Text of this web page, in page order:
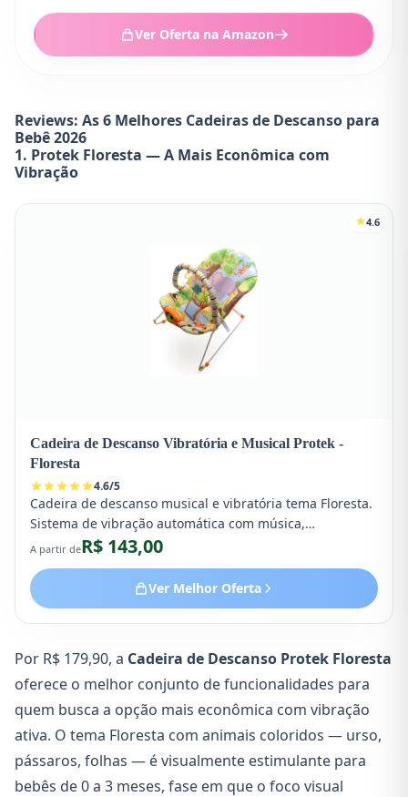
Ver Oferta na Amazon
Reviews: As 6 Melhores Cadeiras de Descanso para
Bebê 2026
1. Protek Floresta — A Mais Econômica com
Vibração
4.6
Cadeira de Descanso Vibratória e Musical Protek -
Floresta
4.6/5
Cadeira de descanso musical e vibratória tema Floresta.
Sistema de vibração automática com música,
brinquedos removíveis e estrutura ergonômica. Suporta
do bebê de 3 meses.
A partir deR$ 143,00
Ver Melhor Oferta
Por R$ 179,90, a Cadeira de Descanso Protek Floresta
oferece o melhor conjunto de funcionalidades para
quem busca a opção mais econômica com vibração
ativa. O tema Floresta com animais coloridos — urso,
pássaros, folhas — é visualmente estimulante para
bebês de 0 a 3 meses, fase em que o foco visual